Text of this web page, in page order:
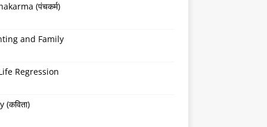
(पंचकर्म)
and Family
Regression
(कविता)